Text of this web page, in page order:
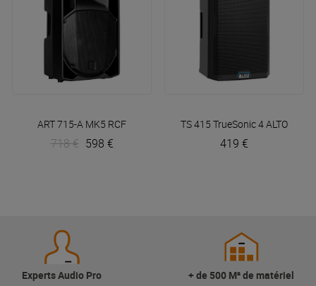
ART 715-A MK5 RCF
718 € 598 €
TS 415 TrueSonic 4ALTO
419 €
Experts Audio Pro + de 500 M² de matériel